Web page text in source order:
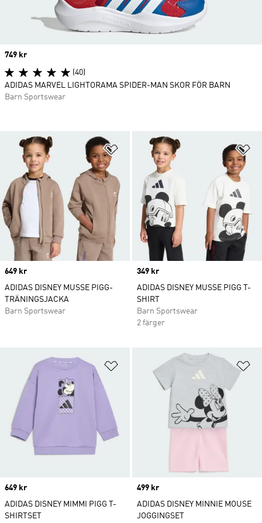
Lägg till på önskelistan
Price
649 kr
ADIDAS DISNEY MUSSE PIGG-
TRÄNINGSJACKA
Barn Sportswear
Price
349 kr
ADIDAS DISNEY MUSSE PIGG T-
SHIRT
Barn Sportswear
2 färger
Lägg till på önskelistan
Price
649 kr
ADIDAS DISNEY MIMMI PIGG T-
SHIRTSET
Price
499 kr
ADIDAS DISNEY MINNIE MOUSE
JOGGINGSET
Price
749 kr
(40)
ADIDAS MARVEL LIGHTORAMA SPIDER-MAN SKOR FÖR BARN
Barn Sportswear